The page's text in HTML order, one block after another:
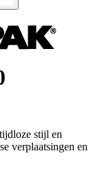
stijl en
verplaatsingen en